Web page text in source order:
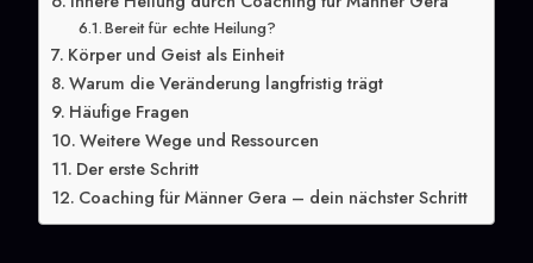
Bereit für echte Heilung?
Körper und Geist als Einheit
Warum die Veränderung langfristig trägt
Häufige Fragen
Weitere Wege und Ressourcen
Der erste Schritt
Coaching für Männer Gera – dein nächster Schritt